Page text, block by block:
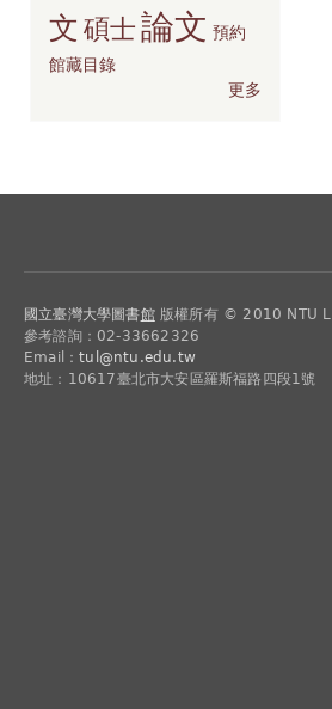
文 碩士論文 預約
館藏目錄
更多
國立臺灣大學圖書館版權所有 © 2010 NTU
參考諮詢：02-33662326
Email：tul@ntu.edu.tw
地址：10617臺北市大安區羅斯福路四段1號